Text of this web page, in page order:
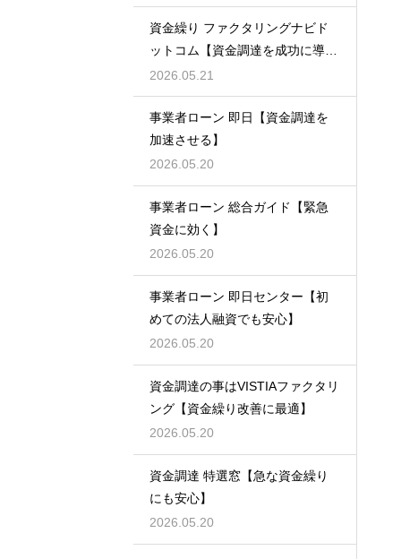
資金繰り ファクタリングナビド
ットコム【資金調達を成功に導
く】
2026.05.21
事業者ローン 即日【資金調達を
加速させる】
2026.05.20
事業者ローン 総合ガイド【緊急
資金に効く】
2026.05.20
事業者ローン 即日センター【初
めての法人融資でも安心】
2026.05.20
資金調達の事はVISTIAファクタリ
ング【資金繰り改善に最適】
2026.05.20
資金調達 特選窓【急な資金繰り
にも安心】
2026.05.20